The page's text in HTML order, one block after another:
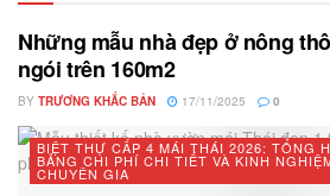
Những mẫu nhà đẹp ở nông
ngói trên 160m2
BY TRƯƠNG KHẮC BẢN 17/11/2025 0
BIỆT THỰ CẤP 4 MÁI THÁI 2026: TỔNG
BẢNG CHI PHÍ CHI TIẾT VÀ KINH
CHUYÊN GIA